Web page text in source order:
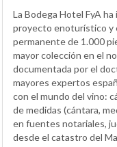
La Bodega Hotel FyA
proyecto enoturístico y
permanente de 1.000
mayor colección en el
documentada por el
mayores expertos
con el mundo del vino:
de medidas (cántara,
en fuentes notariales,
desde el catastro del